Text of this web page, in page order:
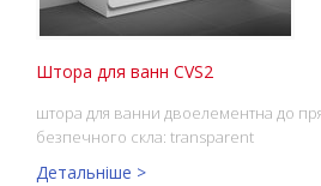
Штора для ванн CVS2
штора для ванни двоелементна до
безпечного скла: transparent
Детальніше >